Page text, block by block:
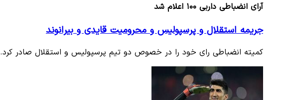
آرای انضباطی داربی ۱۰۰ اعلام شد
جریمه استقلال و پرسپولیس و محرومیت قایدی و بیرانوند
کمیته انضباطی رای خود را در خصوص دو تیم پرسپولیس و استقلال صادر کرد.